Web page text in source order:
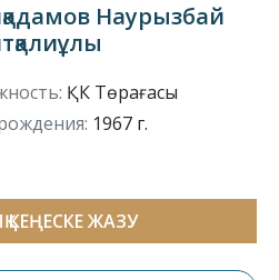
Наурызбай
ҚК Төрағасы
1967 г.
КЕҢЕСКЕ ЖАЗУ